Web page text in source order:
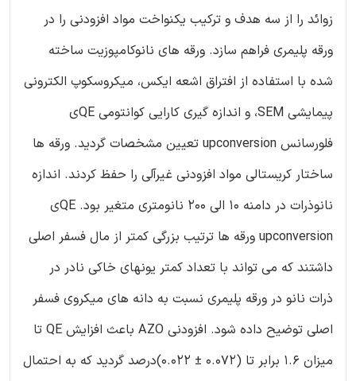
زوائد را از سه هدف و ترکیب یکنواخت مواد افزودنی را در
ورقه پلیمری فراهم سازد. ورقه های نانوکامپوزیت ساخته
شده با استفاده از افتراق اشعه ایکس، میکروسکوپ الکترونی
پیمایشی SEM، و اندازه گیری کارایی کوانتومی QEی
فلورسانس upconversion تعیین مشخصات گردید. ورقه ها
ساختار کریستالی مواد افزودنی غیرآلی را حفظ کردند. اندازه
نانوذرات در دامنه 10 الی 200 نانومتری متغیر بود. QEی
upconversion ورقه ها ترتیب بزرگی کمتر از مال فسفر اصلی
داشتند که می تواند با تعداد کمتر یونهای خاکی نادر در
ذرات نانو در ورقه پلیمری نسبت به دانه های میکروی فسفر
اصلی توضیح داده شود. افزودنی AZO باعث افزایش QE تا
میزان 1.6 برابر تا (0.072 ± 0.022)درصد گردید که به احتمال